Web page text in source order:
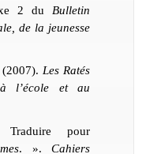
2 du Bulletin
de la jeunesse
Les Ratés
l’école et au
pour
. ».Cahiers